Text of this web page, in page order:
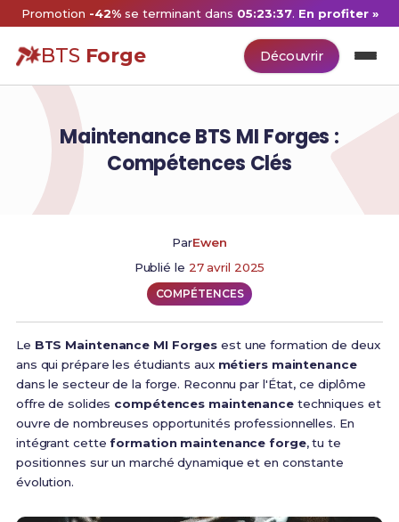
Promotion -42%se terminant dans 05:23:36. En profiter »
BTS Forge Découvrir
Maintenance BTS MI Forges :
Compétences Clés
ParEwen
Publié le 27 avril 2025
COMPÉTENCES
Le BTS Maintenance MI Forges est une formation de deux
ans qui prépare les étudiants aux métiers maintenance
dans le secteur de la forge. Reconnu par l'État, ce diplôme
offre de solides compétences maintenancetechniques et
ouvre de nombreuses opportunités professionnelles. En
intégrant cetteformation maintenance forge, tu te
positionnes sur un marché dynamique et en constante
évolution.